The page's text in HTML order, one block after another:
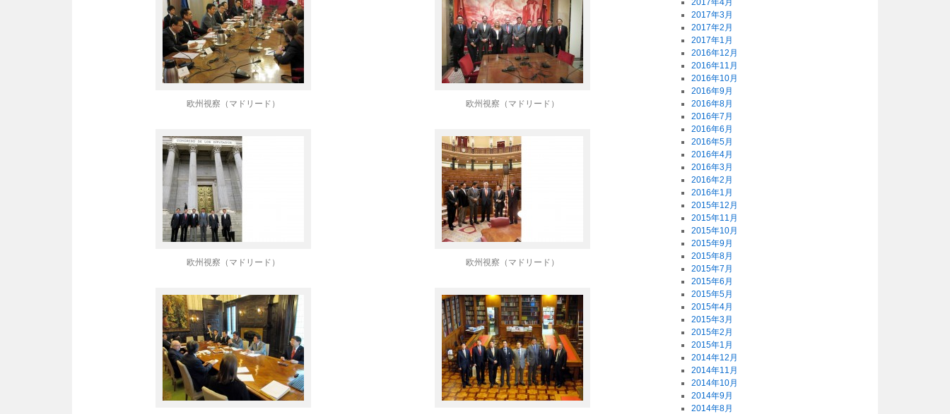
欧州視察（マドリード） 欧州視察（マドリード）
欧州視察（マドリード） 欧州視察（マドリード）
2017年4月
2017年3月
2017年2月
2017年1月
2016年12月
2016年11月
2016年10月
2016年9月
2016年8月
2016年7月
2016年6月
2016年5月
2016年4月
2016年3月
2016年2月
2016年1月
2015年12月
2015年11月
2015年10月
2015年9月
2015年8月
2015年7月
2015年6月
2015年5月
2015年4月
2015年3月
2015年2月
2015年1月
2014年12月
2014年11月
2014年10月
2014年9月
2014年8月